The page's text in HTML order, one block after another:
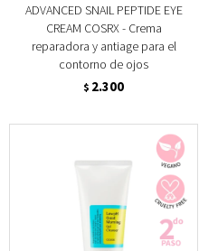
ADVANCED SNAIL PEPTIDE EYE
CREAM COSRX - Crema
reparadora y antiage para el
contorno de ojos
$ 2.300